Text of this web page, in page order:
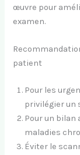
œuvre pour
examen.
patient
Pour les
privilégier un
Pour un bilan
maladies
Éviter le